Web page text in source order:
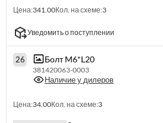
Цена:341.00Кол. на схеме:3
Уведомить о поступлении
26 Болт M6*L20
381420063-0003
Наличие у дилеров
Цена:34.00Кол. на схеме:3